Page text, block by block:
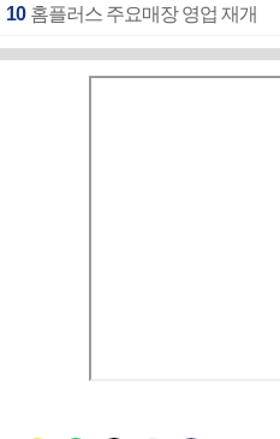
10 홈플러스 주요매장 영업 재개